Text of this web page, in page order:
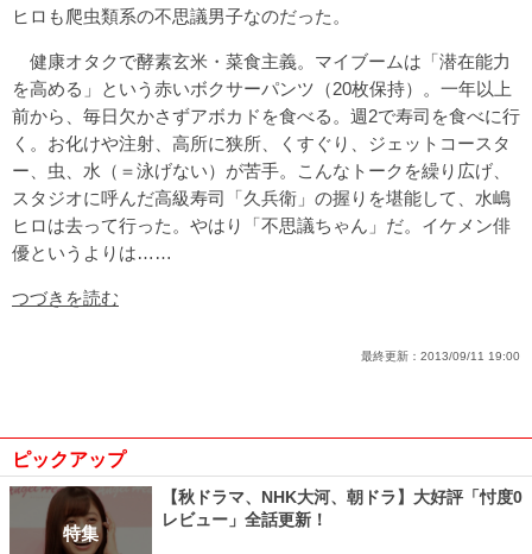
ヒロも爬虫類系の不思議男子なのだった。
健康オタクで酵素玄米・菜食主義。マイブームは「潜在能力
を高める」という赤いボクサーパンツ（20枚保持）。一年以上
前から、毎日欠かさずアボカドを食べる。週2で寿司を食べに行
く。お化けや注射、高所に狭所、くすぐり、ジェットコースタ
ー、虫、水（＝泳げない）が苦手。こんなトークを繰り広げ、
スタジオに呼んだ高級寿司「久兵衛」の握りを堪能して、水嶋
ヒロは去って行った。やはり「不思議ちゃん」だ。イケメン俳
優というよりは……
つづきを読む
最終更新： 2013/09/11 19:00
ピックアップ
特集
【秋ドラマ、NHK大河、朝ドラ】大好評「忖度0
レビュー」全話更新！